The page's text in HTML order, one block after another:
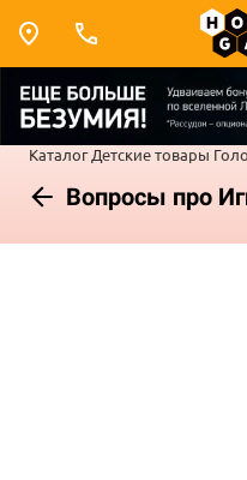
Каталог Детские товары
Вопросы про